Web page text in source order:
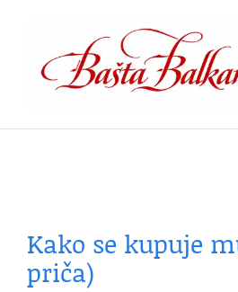
content
Kako se kupuje
priča)